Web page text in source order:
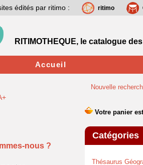
Nouvelle
Catégories
Thésaurus
édités par ritimo : ritimo
RITIMOTHEQUE, le catalogue
Accueil
nous ?